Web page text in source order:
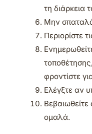
τη διάρκεια
Μην
Περιορίστε
φροντίστε
Ελέγξτε αν
ομαλά.